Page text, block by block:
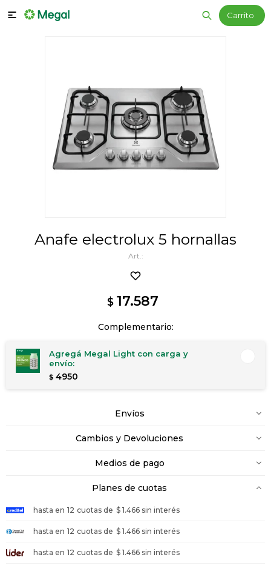

Anafe electrolux 5 hornallas
$ 17.587
Complementario:
Agregá Megal Light con carga y
envío:
$ 4950
Envíos
Cambios y Devoluciones
Medios de pago
Planes de cuotas
hasta en 12 cuotas de $ 1.466 sin interés
hasta en 12 cuotas de $ 1.466 sin interés
hasta en 12 cuotas de $ 1.466 sin interés